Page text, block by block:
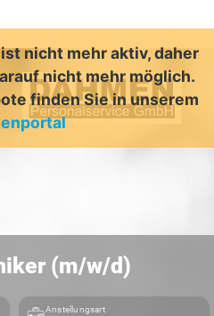
nicht mehr aktiv, daher
nicht mehr möglich.
finden Sie in unserem
(m/w/d)
Anstellungsart